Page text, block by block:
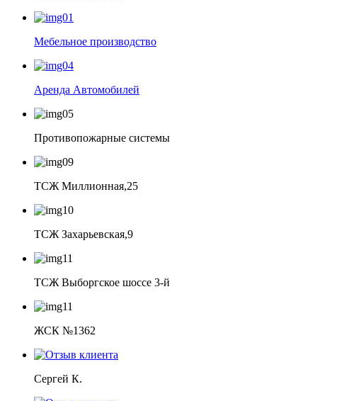
Мебельное производство
Аренда Автомобилей
Противопожарные системы
ТСЖ Миллионная,25
ТСЖ Захарьевская,9
ТСЖ Выборгское шоссе 3-й
ЖСК №1362
Сергей К.